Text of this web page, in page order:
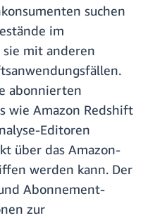
suchen
im
mit anderen
abonnierten
wie Amazon Redshift
Editoren
über das Amazon-
werden kann. Der
Abonnement-
zur